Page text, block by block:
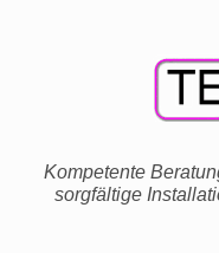
Kompetente
sorgfältige